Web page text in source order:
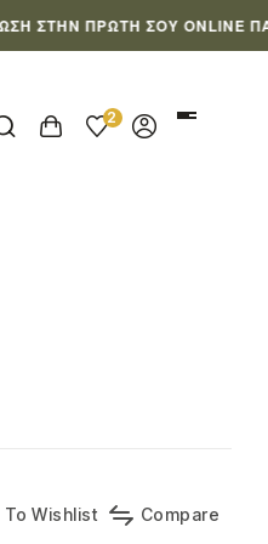
ΠΡΏΤΗ ΣΟΥ ONLINE
2
To Wishlist Compare